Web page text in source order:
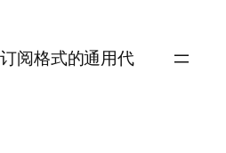
阅格式的通用代